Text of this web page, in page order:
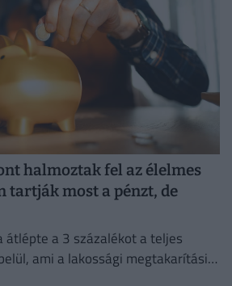
halmoztak fel az élelmes
tartják most a pénzt, de
átlépte a 3 százalékot a teljes
ami a lakossági megtakarítási